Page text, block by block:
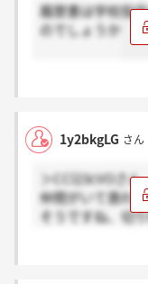
履歴書は学校指
のでしょうか
1y2bkgLG さん
＞CCl23cVOさん
仲間がいて救わ
そうですね、切